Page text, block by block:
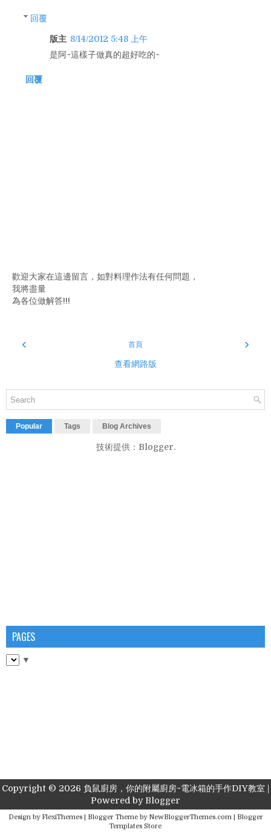
回覆
版主 8/14/2012 5:48 上午
是阿~這樣子做真的超好吃的~
回覆
歡迎大家在這邊留言，如對料理作法有任何問題，
我將盡量
為各位做解答!!!
‹ ›
首頁
查看網路版
Popular Tags Blog Archives
技術提供： Blogger.
PAGES
▼
Copyright © 2026 負鼠廚房，你的附屬廚房~電冰箱的手作DIY教室
Powered byBlogger
Design by FlexiThemes| Blogger Theme by NewBloggerThemes.com|
Blogger
Templates Store